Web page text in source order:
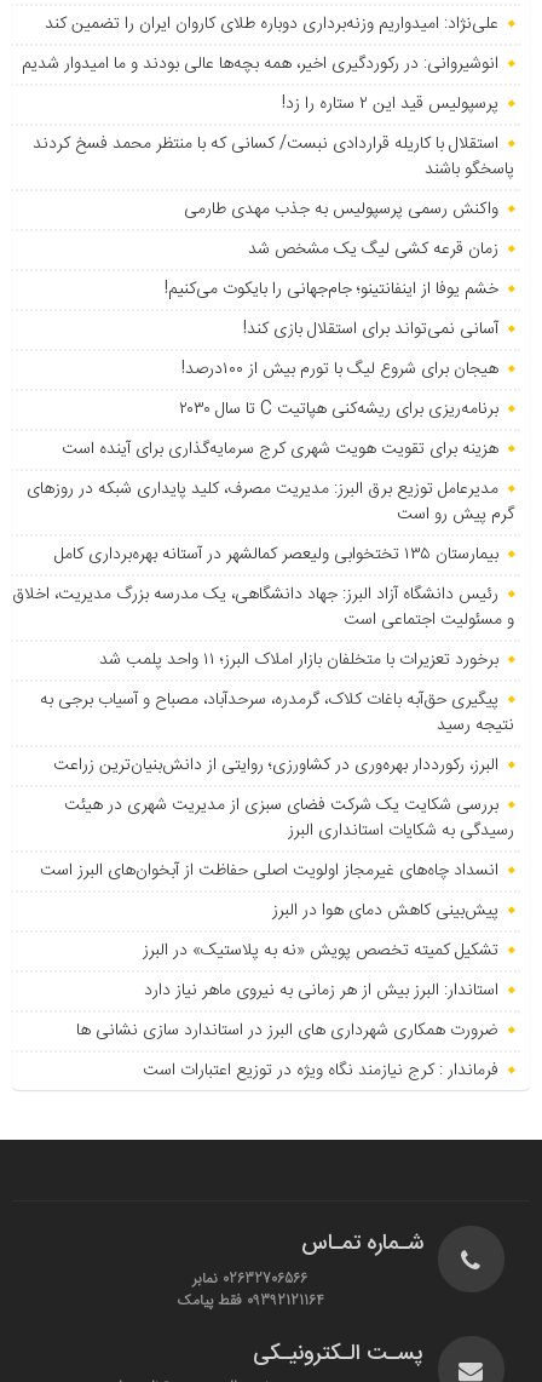
علی‌نژاد: امیدواریم وزنه‌برداری دوباره طلای کاروان ایران را تضمین کند
انوشیروانی: در رکوردگیری اخیر، همه بچه‌ها عالی بودند و ما امیدوار شدیم
پرسپولیس قید این ۲ ستاره را زد!
استقلال با کاریله قراردادی نبست/ کسانی که با منتظر محمد فسخ کردند
پاسخگو باشند
واکنش رسمی پرسپولیس به جذب مهدی طارمی
زمان قرعه کشی لیگ یک مشخص شد
خشم یوفا از اینفانتینو؛ جام‌جهانی را بایکوت می‌کنیم!
آسانی نمی‌تواند برای استقلال بازی کند!
هیجان برای شروع لیگ با تورم بیش از ۱۰۰درصد!
برنامه‌ریزی برای ریشه‌کنی هپاتیت C تا سال ۲۰۳۰
هزینه برای تقویت هویت شهری کرج سرمایه‌گذاری برای آینده است
مدیرعامل توزیع برق البرز: مدیریت مصرف، کلید پایداری شبکه در روزهای
گرم پیش رو است
بیمارستان ۱۳۵ تختخوابی ولیعصر کمالشهر در آستانه بهره‌برداری کامل
رئیس دانشگاه آزاد البرز: جهاد دانشگاهی، یک مدرسه بزرگ مدیریت، اخلاق
و مسئولیت اجتماعی است
برخورد تعزیرات با متخلفان بازار املاک البرز؛ ۱۱ واحد پلمب شد
پیگیری حق‌آبه باغات کلاک، گرمدره، سرحدآباد، مصباح و آسیاب برجی به
نتیجه رسید
البرز، رکورددار بهره‌وری در کشاورزی؛ روایتی از دانش‌بنیان‌ترین زراعت
بررسی شکایت یک شرکت فضای سبزی از مدیریت شهری در هیئت
رسیدگی به شکایات استانداری البرز
انسداد چاه‌های غیرمجاز اولویت اصلی حفاظت از آبخوان‌های البرز است
پیش‌بینی کاهش دمای هوا در البرز
تشکیل کمیته تخصص پویش «نه به پلاستیک» در البرز
استاندار: البرز بیش از هر زمانی به نیروی ماهر نیاز دارد
ضرورت همکاری شهرداری های البرز در استاندارد سازی نشانی ها
فرماندار : کرج نیازمند نگاه ویژه در توزیع اعتبارات است
شـماره تمـاس
02632706566 نمابر
09392121164 فقط پیامک
پسـت الـکترونیـکی